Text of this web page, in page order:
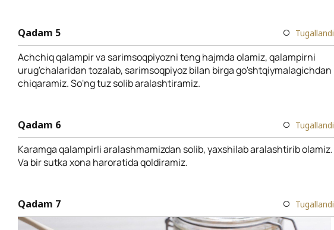
Qadam 5 Tugallandi
Achchiq qalampir va sarimsoqpiyozni teng hajmda olamiz, qalampirni
urug'chalaridan tozalab, sarimsoqpiyoz bilan birga go'shtqiymalagichdan
chiqaramiz. So'ng tuz solib aralashtiramiz.
Qadam 6 Tugallandi
Karamga qalampirli aralashmamizdan solib, yaxshilab aralashtirib olamiz.
Va bir sutka xona haroratida qoldiramiz.
Qadam 7 Tugallandi